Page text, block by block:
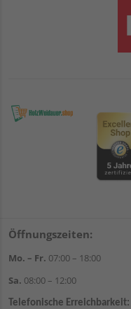
Öffnungszeiten:
Mo. – Fr. 07:00 – 18:00
Sa. 08:00 – 12:00
Telefonische Erreichbarkeit: